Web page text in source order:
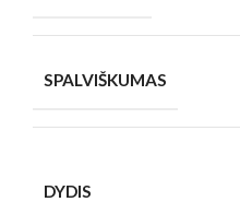
SPALVIŠKUMAS
DYDIS